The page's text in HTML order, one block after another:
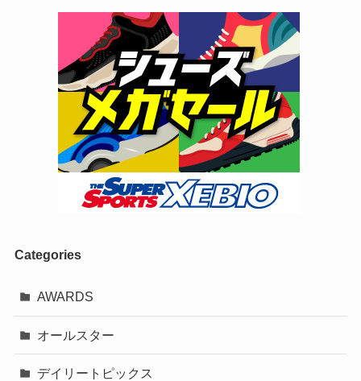
Categories
AWARDS
オールスター
デイリートピックス